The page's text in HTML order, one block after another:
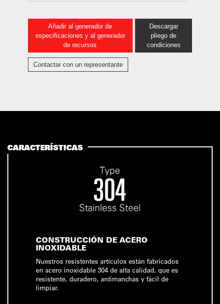
Añadir al generador de
especificaciones y al generador
de recursos
Descargar
pliego de
condiciones
Contactar con un representante
CARACTERÍSTICAS
CONSTRUCCIÓN DE ACERO
INOXIDABLE
Nuestros resistentes artículos están fabricados
en acero inoxidable 304 de alta calidad, que es
resistente, duradero, antimanchas y fácil de
limpiar.